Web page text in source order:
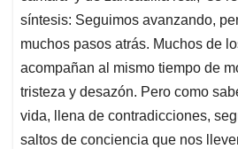
síntesis: Seguimos avanzando,
muchos pasos atrás. Muchos de
acompañan al mismo tiempo de
tristeza y desazón. Pero como
vida, llena de contradicciones,
saltos de conciencia que nos